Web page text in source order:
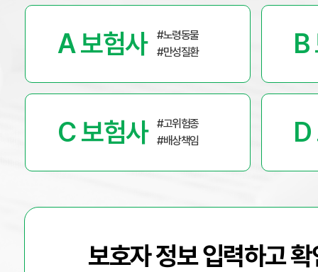
A 보험사
#노령동물
#만성질환
B
C 보험사
#고위험종
#배상책임
D
보호자 정보 입력하고